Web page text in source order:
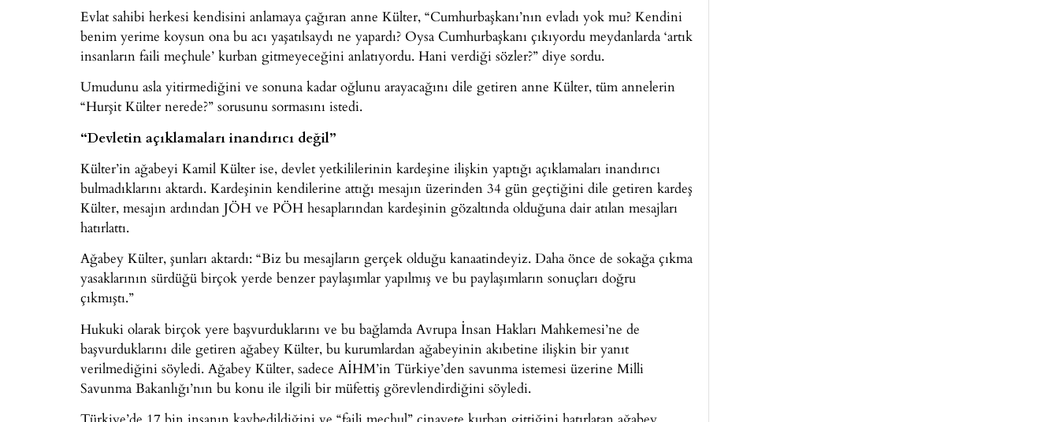
Evlat sahibi herkesi kendisini anlamaya çağıran anne Külter, “Cumhurbaşkanı’nın evladı yok mu? Kendini
benim yerime koysun ona bu acı yaşatılsaydı ne yapardı? Oysa Cumhurbaşkanı çıkıyordu meydanlarda ‘artık
insanların faili meçhule’ kurban gitmeyeceğini anlatıyordu. Hani verdiği sözler?” diye sordu.
Umudunu asla yitirmediğini ve sonuna kadar oğlunu arayacağını dile getiren anne Külter, tüm annelerin
“Hurşit Külter nerede?” sorusunu sormasını istedi.
“Devletin açıklamaları inandırıcı değil”
Külter’in ağabeyi Kamil Külter ise, devlet yetkililerinin kardeşine ilişkin yaptığı açıklamaları inandırıcı
bulmadıklarını aktardı. Kardeşinin kendilerine attığı mesajın üzerinden 34 gün geçtiğini dile getiren kardeş
Külter, mesajın ardından JÖH ve PÖH hesaplarından kardeşinin gözaltında olduğuna dair atılan mesajları
hatırlattı.
Ağabey Külter, şunları aktardı: “Biz bu mesajların gerçek olduğu kanaatindeyiz. Daha önce de sokağa çıkma
yasaklarının sürdüğü birçok yerde benzer paylaşımlar yapılmış ve bu paylaşımların sonuçları doğru
çıkmıştı.”
Hukuki olarak birçok yere başvurduklarını ve bu bağlamda Avrupa İnsan Hakları Mahkemesi’ne de
başvurduklarını dile getiren ağabey Külter, bu kurumlardan ağabeyinin akıbetine ilişkin bir yanıt
verilmediğini söyledi. Ağabey Külter, sadece AİHM’in Türkiye’den savunma istemesi üzerine Milli
Savunma Bakanlığı’nın bu konu ile ilgili bir müfettiş görevlendirdiğini söyledi.